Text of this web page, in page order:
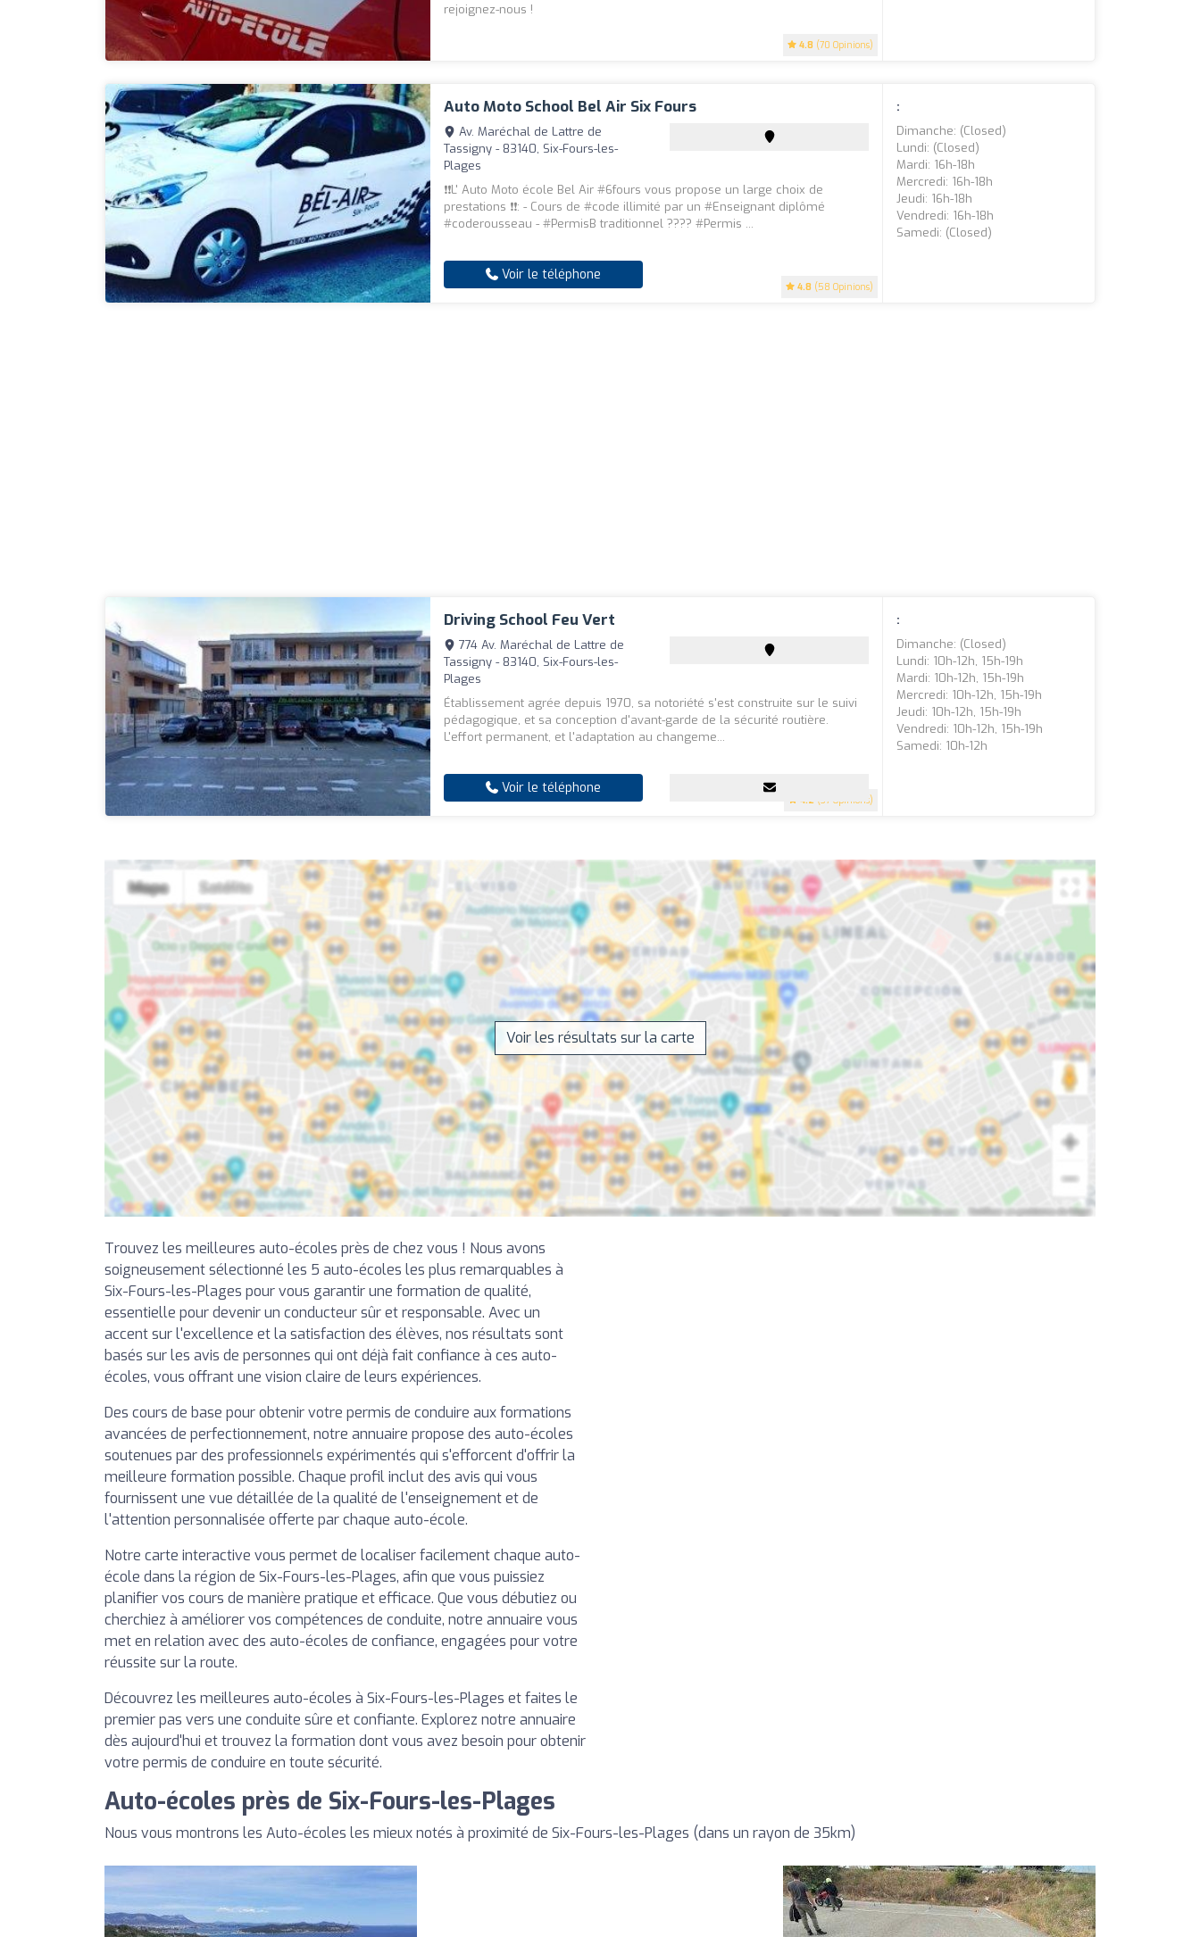
4.8 (70 Opinions)
rejoignez-nous !
Auto Moto School Bel Air Six Fours
4.8 (58 Opinions)
Av. Maréchal de Lattre de
Tassigny - 83140, Six-Fours-les-
Plages
❗❗L' Auto Moto école Bel Air #6fours vous propose un large choix de
prestations ❗❗: - Cours de #code illimité par un #Enseignant diplômé
#coderousseau - #PermisB traditionnel ???? #Permis ...
Voir le téléphone
:
Dimanche: (closed)
Lundi: (closed)
Mardi: 16h-18h
Mercredi: 16h-18h
Jeudi: 16h-18h
Vendredi: 16h-18h
Samedi: (closed)
Driving School Feu Vert
4.2 (37 Opinions)
774 Av. Maréchal de Lattre de
Tassigny - 83140, Six-Fours-les-
Plages
Établissement agrée depuis 1970, sa notoriété s'est construite sur le suivi
pédagogique, et sa conception d'avant-garde de la sécurité routière.
L'effort permanent, et l'adaptation au changeme...
Voir le téléphone
:
Dimanche: (closed)
Lundi: 10h-12h, 15h-19h
Mardi: 10h-12h, 15h-19h
Mercredi: 10h-12h, 15h-19h
Jeudi: 10h-12h, 15h-19h
Vendredi: 10h-12h, 15h-19h
Samedi: 10h-12h
Voir les résultats sur la carte
Trouvez les meilleures auto-écoles près de chez vous ! Nous avons
soigneusement sélectionné les 5 auto-écoles les plus remarquables à
Six-Fours-les-Plages pour vous garantir une formation de qualité,
essentielle pour devenir un conducteur sûr et responsable. Avec un
accent sur l'excellence et la satisfaction des élèves, nos résultats sont
basés sur les avis de personnes qui ont déjà fait confiance à ces auto-
écoles, vous offrant une vision claire de leurs expériences.
Des cours de base pour obtenir votre permis de conduire aux formations
avancées de perfectionnement, notre annuaire propose des auto-écoles
soutenues par des professionnels expérimentés qui s'efforcent d'offrir la
meilleure formation possible. Chaque profil inclut des avis qui vous
fournissent une vue détaillée de la qualité de l'enseignement et de
l'attention personnalisée offerte par chaque auto-école.
Notre carte interactive vous permet de localiser facilement chaque auto-
école dans la région de Six-Fours-les-Plages, afin que vous puissiez
planifier vos cours de manière pratique et efficace. Que vous débutiez ou
cherchiez à améliorer vos compétences de conduite, notre annuaire vous
met en relation avec des auto-écoles de confiance, engagées pour votre
réussite sur la route.
Découvrez les meilleures auto-écoles à Six-Fours-les-Plages et faites le
premier pas vers une conduite sûre et confiante. Explorez notre annuaire
dès aujourd'hui et trouvez la formation dont vous avez besoin pour obtenir
votre permis de conduire en toute sécurité.
Auto-écoles près de Six-Fours-les-Plages
Nous vous montrons les Auto-écoles les mieux notés à proximité de Six-Fours-les-Plages (dans un rayon de 35km)